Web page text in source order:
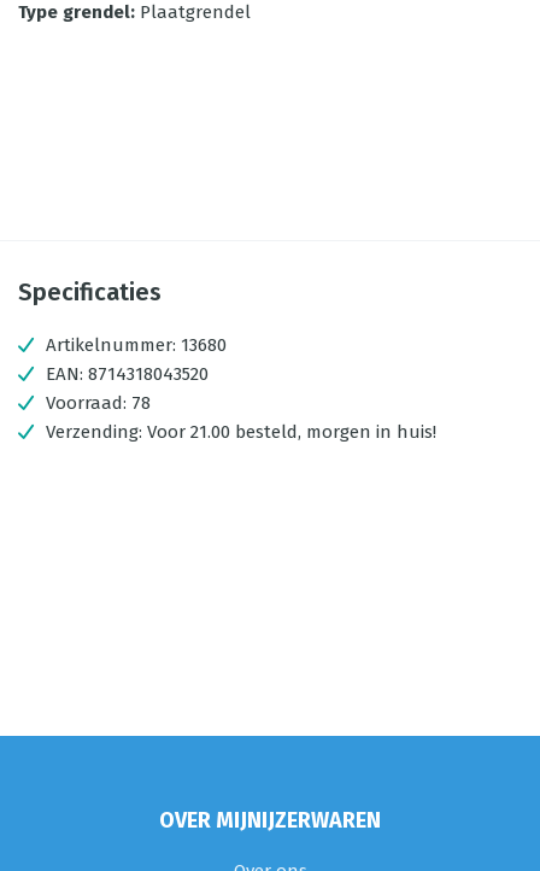
Type grendel: Plaatgrendel
Specificaties
Artikelnummer: 13680
EAN: 8714318043520
Voorraad: 78
Verzending: Voor 21.00 besteld, morgen in huis!
OVER MIJNIJZERWAREN